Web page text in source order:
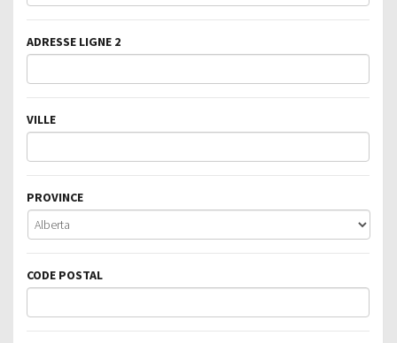
ADRESSE LIGNE 2
VILLE
PROVINCE
CODE POSTAL